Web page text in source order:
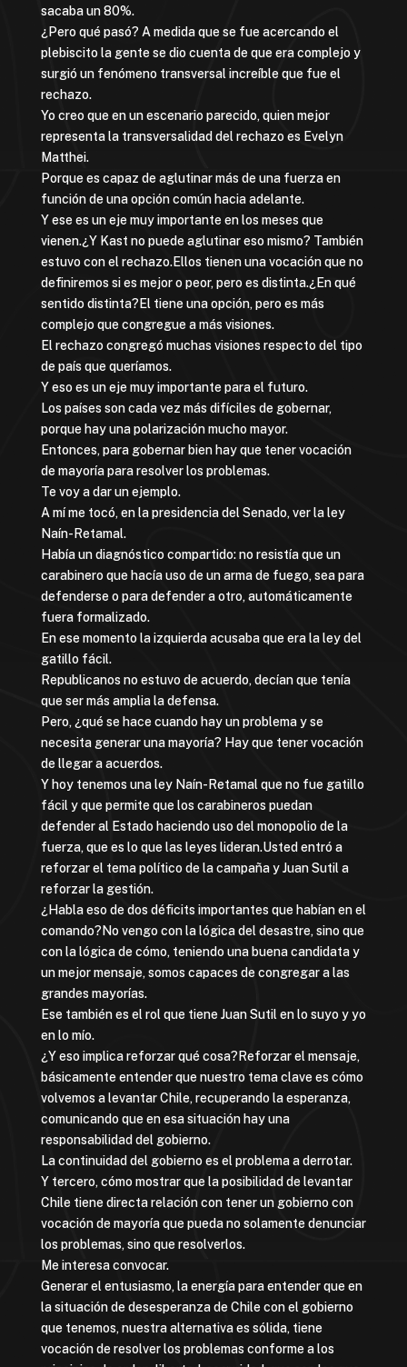
sacaba un 80%.
¿Pero qué pasó? A medida que se fue acercando el
plebiscito la gente se dio cuenta de que era complejo y
surgió un fenómeno transversal increíble que fue el
rechazo.
Yo creo que en un escenario parecido, quien mejor
representa la transversalidad del rechazo es Evelyn
Matthei.
Porque es capaz de aglutinar más de una fuerza en
función de una opción común hacia adelante.
Y ese es un eje muy importante en los meses que
vienen.¿Y Kast no puede aglutinar eso mismo? También
estuvo con el rechazo.Ellos tienen una vocación que no
definiremos si es mejor o peor, pero es distinta.¿En qué
sentido distinta?El tiene una opción, pero es más
complejo que congregue a más visiones.
El rechazo congregó muchas visiones respecto del tipo
de país que queríamos.
Y eso es un eje muy importante para el futuro.
Los países son cada vez más difíciles de gobernar,
porque hay una polarización mucho mayor.
Entonces, para gobernar bien hay que tener vocación
de mayoría para resolver los problemas.
Te voy a dar un ejemplo.
A mí me tocó, en la presidencia del Senado, ver la ley
Naín-Retamal.
Había un diagnóstico compartido: no resistía que un
carabinero que hacía uso de un arma de fuego, sea para
defenderse o para defender a otro, automáticamente
fuera formalizado.
En ese momento la izquierda acusaba que era la ley del
gatillo fácil.
Republicanos no estuvo de acuerdo, decían que tenía
que ser más amplia la defensa.
Pero, ¿qué se hace cuando hay un problema y se
necesita generar una mayoría? Hay que tener vocación
de llegar a acuerdos.
Y hoy tenemos una ley Naín-Retamal que no fue gatillo
fácil y que permite que los carabineros puedan
defender al Estado haciendo uso del monopolio de la
fuerza, que es lo que las leyes lideran.Usted entró a
reforzar el tema político de la campaña y Juan Sutil a
reforzar la gestión.
¿Habla eso de dos déficits importantes que habían en el
comando?No vengo con la lógica del desastre, sino que
con la lógica de cómo, teniendo una buena candidata y
un mejor mensaje, somos capaces de congregar a las
grandes mayorías.
Ese también es el rol que tiene Juan Sutil en lo suyo y yo
en lo mío.
¿Y eso implica reforzar qué cosa?Reforzar el mensaje,
básicamente entender que nuestro tema clave es cómo
volvemos a levantar Chile, recuperando la esperanza,
comunicando que en esa situación hay una
responsabilidad del gobierno.
La continuidad del gobierno es el problema a derrotar.
Y tercero, cómo mostrar que la posibilidad de levantar
Chile tiene directa relación con tener un gobierno con
vocación de mayoría que pueda no solamente denunciar
los problemas, sino que resolverlos.
Me interesa convocar.
Generar el entusiasmo, la energía para entender que en
la situación de desesperanza de Chile con el gobierno
que tenemos, nuestra alternativa es sólida, tiene
vocación de resolver los problemas conforme a los